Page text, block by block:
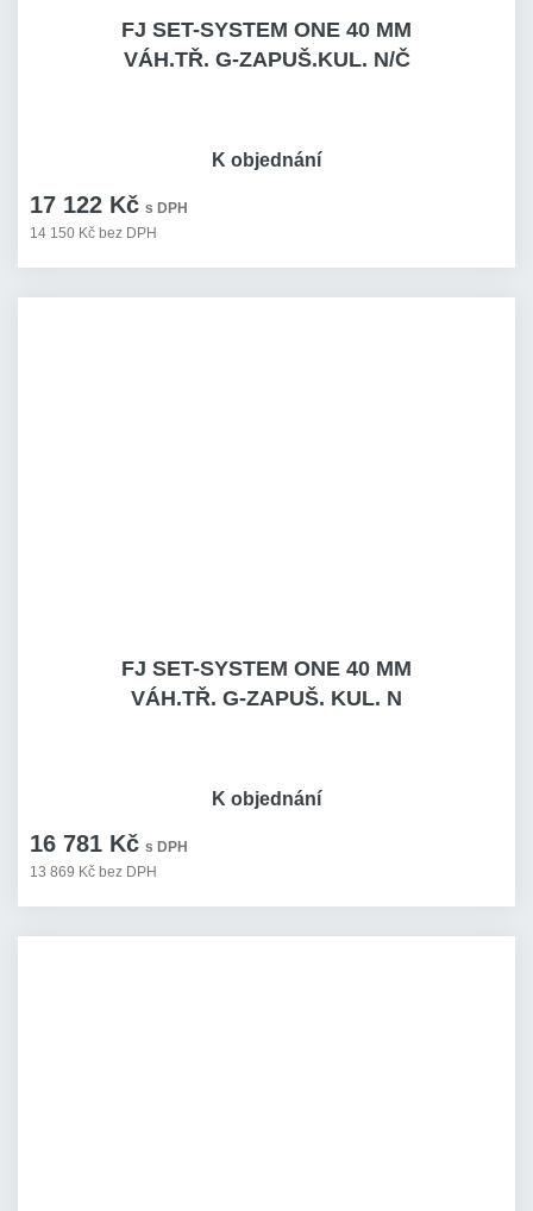
FJ SET-SYSTEM ONE 40 MM
VÁH.TŘ. G-ZAPUŠ.KUL. N/Č
17 122 Kč s DPH
14 150 Kč bez DPH
K objednání
FJ SET-SYSTEM ONE 40 MM
VÁH.TŘ. G-ZAPUŠ. KUL. N
16 781 Kč s DPH
13 869 Kč bez DPH
K objednání